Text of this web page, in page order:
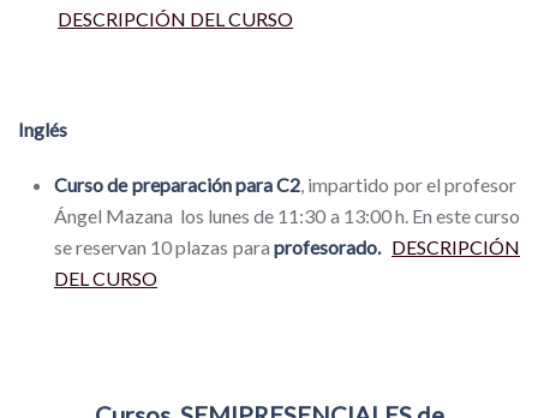
DESCRIPCIÓN DEL CURSO
Inglés
Curso de preparación para C2, impartido por el profesor
Ángel Mazana los lunes de 11:30 a 13:00 h. En este curso
se reservan 10 plazas para profesorado. DESCRIPCIÓN
DEL CURSO